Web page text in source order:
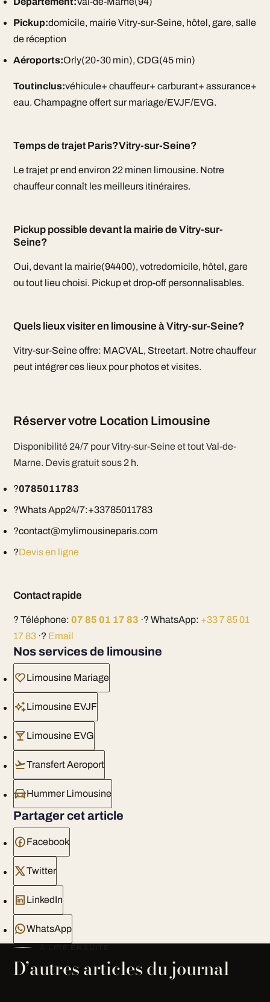
Pickup:domicile, mairie Vitry-sur-Seine, hôtel, gare, salle
de réception
Aéroports:Orly(20-30 min), CDG(45 min)
Toutinclus:véhicule+ chauffeur+ carburant+ assurance+
eau. Champagne offert sur mariage/EVJF/EVG.
Temps de trajet Paris?Vitry-sur-Seine?
Le trajet pr end environ 22 minen limousine. Notre
chauffeur connaît les meilleurs itinéraires.
Pickup possible devant la mairie de Vitry-sur-
Seine?
Oui, devant la mairie(94400), votredomicile, hôtel, gare
ou tout lieu choisi. Pickup et drop-off personnalisables.
Quels lieux visiter en limousine à Vitry-sur-Seine?
Vitry-sur-Seine offre: MACVAL, Streetart. Notre chauffeur
peut intégrer ces lieux pour photos et visites.
Réserver votre Location Limousine
Disponibilité 24/7 pour Vitry-sur-Seine et tout Val-de-
Marne. Devis gratuit sous 2 h.
?0785011783
?Whats App24/7:+33785011783
?contact@mylimousineparis.com
?Devis en ligne
Contact rapide
? Téléphone: 07 85 01 17 83 ·? WhatsApp: +33 7 85 01
17 83·? Email
Nos services de limousine
Limousine Mariage
Limousine EVJF
Limousine EVG
Transfert Aeroport
Hummer Limousine
Partager cet article
Facebook
Twitter
LinkedIn
WhatsApp
D’autres articles du journal